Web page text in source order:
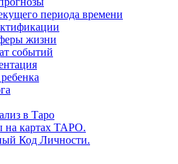
периода времени
жизни
событий
в Таро
на картах ТАРО.
Код Личности.